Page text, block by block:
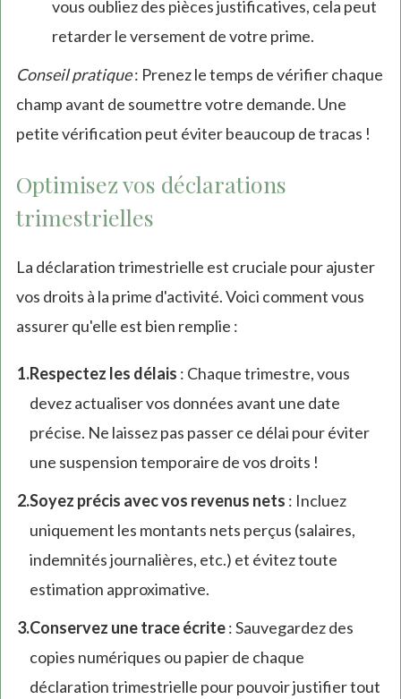
vous oubliez des pièces justificatives, cela peut
retarder le versement de votre prime.
Conseil pratique: Prenez le temps de vérifier chaque
champ avant de soumettre votre demande. Une
petite vérification peut éviter beaucoup de tracas !
Optimisez vos déclarations
trimestrielles
La déclaration trimestrielle est cruciale pour ajuster
vos droits à la prime d'activité. Voici comment vous
assurer qu'elle est bien remplie :
Respectez les délais : Chaque trimestre, vous
devez actualiser vos données avant une date
précise. Ne laissez pas passer ce délai pour éviter
une suspension temporaire de vos droits !
Soyez précis avec vos revenus nets : Incluez
uniquement les montants nets perçus (salaires,
indemnités journalières, etc.) et évitez toute
estimation approximative.
Conservez une trace écrite: Sauvegardez des
copies numériques ou papier de chaque
déclaration trimestrielle pour pouvoir justifier tout